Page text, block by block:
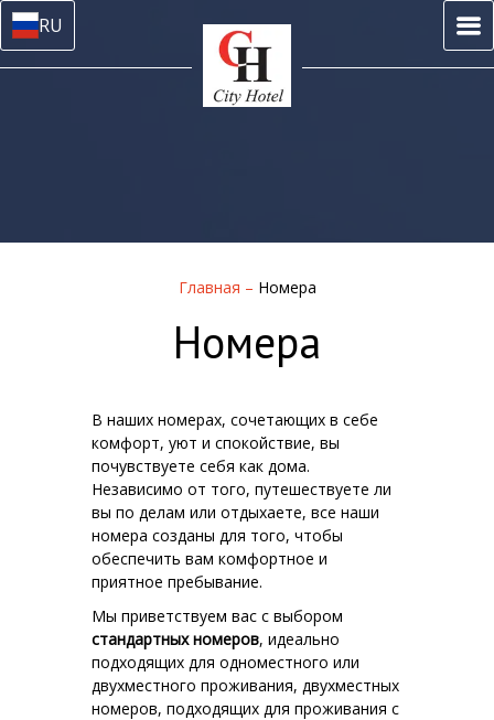
RU
Главная – Номера
Номера
В наших номерах, сочетающих в себе
комфорт, уют и спокойствие, вы
почувствуете себя как дома.
Независимо от того, путешествуете ли
вы по делам или отдыхаете, все наши
номера созданы для того, чтобы
обеспечить вам комфортное и
приятное пребывание.
Мы приветствуем вас с выбором
стандартных номеров, идеально
подходящих для одноместного или
двухместного проживания, двухместных
номеров, подходящих для проживания с